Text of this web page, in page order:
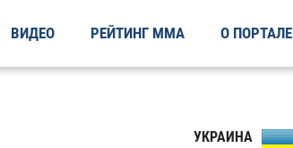
ВИДЕО РЕЙТИНГ ММА О ПОРТАЛЕ
УКРАИНА